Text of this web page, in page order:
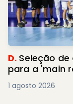
D. Seleção
para a 'main
1 agosto 2026